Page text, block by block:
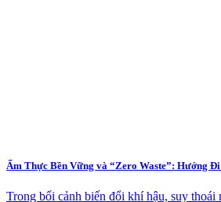
Ẩm Thực Bền Vững và “Zero Waste”: Hướng
Trong bối cảnh biến đổi khí hậu, suy thoái